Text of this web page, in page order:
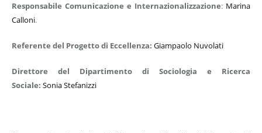
Responsabile Comunicazione e Internazionalizzazione: Marina
Calloni.
Referente del Progetto di Eccellenza: Giampaolo Nuvolati
Direttore del Dipartimento di Sociologia e Ricerca
Sociale: Sonia Stefanizzi